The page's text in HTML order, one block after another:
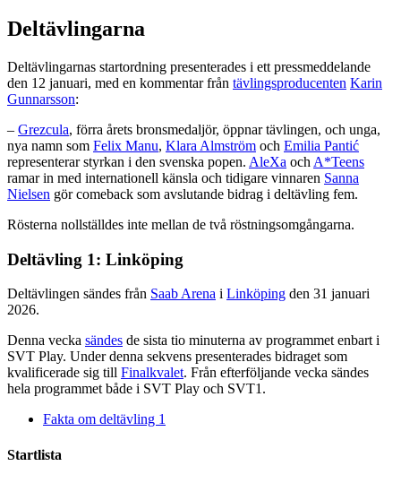
Deltävlingarna
Deltävlingarnas startordning presenterades i ett pressmeddelande
den 12 januari, med en kommentar från tävlingsproducenten Karin
Gunnarsson:
– Grezcula, förra årets bronsmedaljör, öppnar tävlingen, och unga,
nya namn som Felix Manu, Klara Almström och Emilia Pantić
representerar styrkan i den svenska popen. AleXa och A*Teens
ramar in med internationell känsla och tidigare vinnaren Sanna
Nielsen gör comeback som avslutande bidrag i deltävling fem.
Rösterna nollställdes inte mellan de två röstningsomgångarna.
Deltävling 1: Linköping
Deltävlingen sändes från Saab Arena i Linköping den 31 januari
2026.
Denna vecka sändes de sista tio minuterna av programmet enbart i
SVT Play. Under denna sekvens presenterades bidraget som
kvalificerade sig till Finalkvalet. Från efterföljande vecka sändes
hela programmet både i SVT Play och SVT1.
Fakta om deltävling 1
Startlista